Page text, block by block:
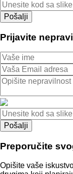
Prijavite
Preporučite
Opišite vaše